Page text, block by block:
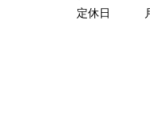
定休日 月